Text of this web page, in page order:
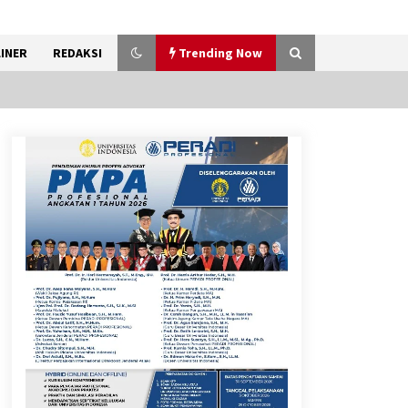
REDAKSI Trending Now
Kemenkum Malut Dorong
Perlindungan Hak Cipta Musik
di Era Digital, Sosialisasikan
Pencatatan Gratis dan
Penguatan Royalti
6 Agustus 2026
Marak Kecelakaan Kapal,
Puan Soroti Minimnya Faktor
Keamanan Transportasi Laut
5 Agustus 2026